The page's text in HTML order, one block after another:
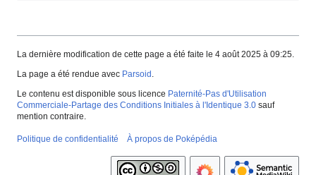
La dernière modification de cette page a été faite le 4 août 2025 à 09:25.
La page a été rendue avec Parsoid
Le contenu est disponible sous licence Paternité-Pas d'Utilisation
Commerciale-Partage des Conditions Initiales à l'Identique 3.0 sauf
mention contraire.
Politique de confidentialité À propos de Poképédia